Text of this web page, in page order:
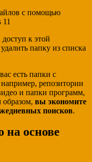
к этой
папку из списка
есть папки с
репозитории
и папки программ,
образом, вы экономите
поисков.
на основе